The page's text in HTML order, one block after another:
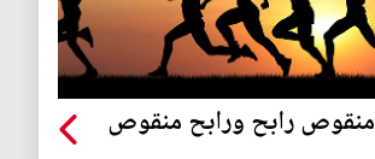
منقوص رابح ورابح منقوص